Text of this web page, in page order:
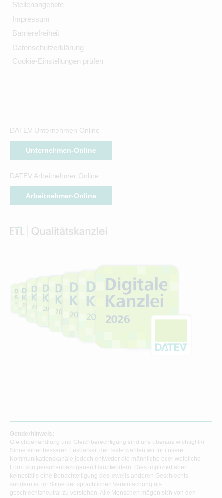
Stellenangebote
Impressum
Barrierefreiheit
Datenschutzerklärung
Cookie-Einstellungen prüfen
DATEV Unternehmen Online
Unternehmen-Online
DATEV Arbeitnehmer Online
Arbeitnehmer-Online
Genderhinweis:
Gleichbehandlung und Gleichberechtigung sind uns überaus wichtig! Im
Sinne einer besseren Lesbarkeit der Texte wählen wir für unsere
Kommunikationskanäle jedoch entweder die männliche oder weibliche
Form von personenbezogenen Hauptwörtern. Dies impliziert aber
keinesfalls eine Benachteiligung des jeweils anderen Geschlechts,
sondern ist im Sinne der sprachlichen Vereinfachung als
geschlechtsneutral zu verstehen. Alle Menschen mögen sich von den